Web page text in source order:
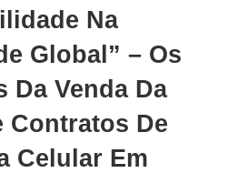
Na
Global” – Os
Da Venda Da
Contratos De
Celular Em